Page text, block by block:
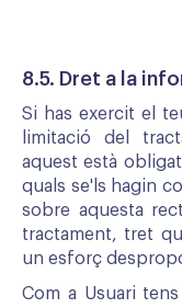
8.5. Dret a la
Si has exercit el
limitació del
aquest està
quals se'ls hagin
sobre aquesta
tractament, tret
un esforç
Com a Usuari